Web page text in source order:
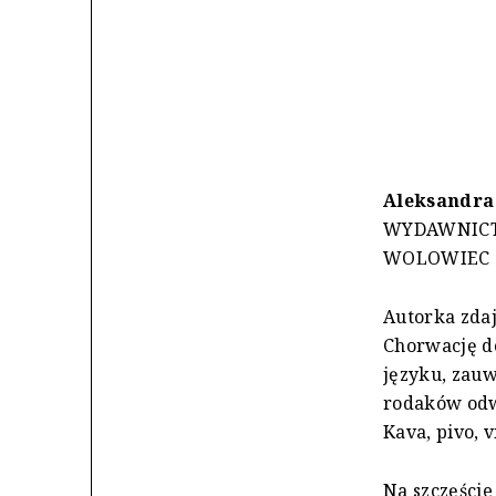
WOLOWIEC
Autorka
Chorwację
języku,
rodaków
Kava, pivo,
Na